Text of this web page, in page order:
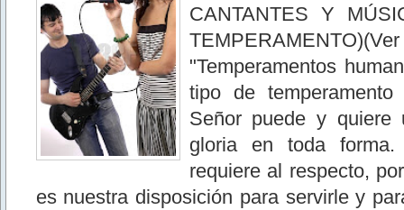
CANTANTES Y
"Temperamentos
tipo de
Señor puede y quiere
gloria en toda
requiere al respecto,
es nuestra disposición para servirle y